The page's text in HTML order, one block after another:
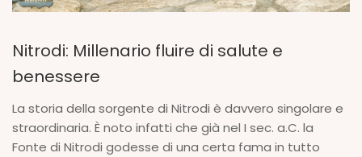
Nitrodi: Millenario fluire di salute e
benessere
La storia della sorgente di Nitrodi è davvero singolare e
straordinaria. È noto infatti che già nel I sec. a.C. la
Fonte di Nitrodi godesse di una certa fama in tutto